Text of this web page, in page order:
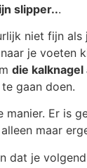
slipper...
niet fijn als
je voeten
die kalknagel
gaan doen.
manier. Er is
maar
dat je